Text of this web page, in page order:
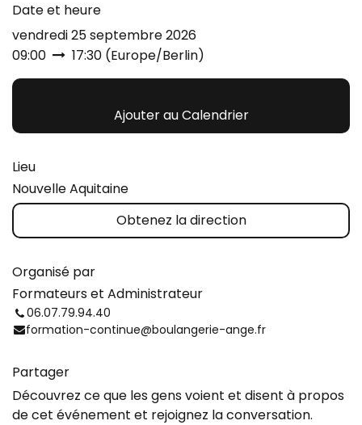
Date et heure
vendredi 25 septembre 2026
09:00
17:30 (Europe/Berlin)
Ajouter au Calendrier
Lieu
Nouvelle Aquitaine
Obtenez la direction
Organisé par
Formateurs et Administrateur
06.07.79.94.40
formation-continue@boulangerie-ange.fr
Partager
Découvrez ce que les gens voient et disent à propos
de cet événement et rejoignez la conversation.